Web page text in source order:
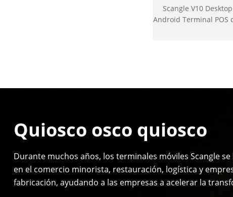
Scangle V10 Desktop
Android Terminal POS
Quiosco osco quiosco
Durante muchos años, los terminales móviles Scangle
en el comercio minorista, restauración, logística y
fabricación, ayudando a las empresas a acelerar la